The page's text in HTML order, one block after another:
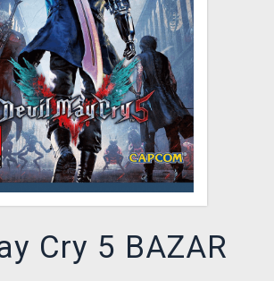
HUB
Cry 5 BAZAR